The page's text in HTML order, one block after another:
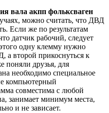
вала акпп фольксваген
можно считать, что ДВД
Если же по результатам
датчик рабочий, следует
одну клемму нужно
а второй прикоснуться к
поняли друзья, для
необходимо специальное
компьютерный
совместима с любой
занимает минимум места,
и не зависает.